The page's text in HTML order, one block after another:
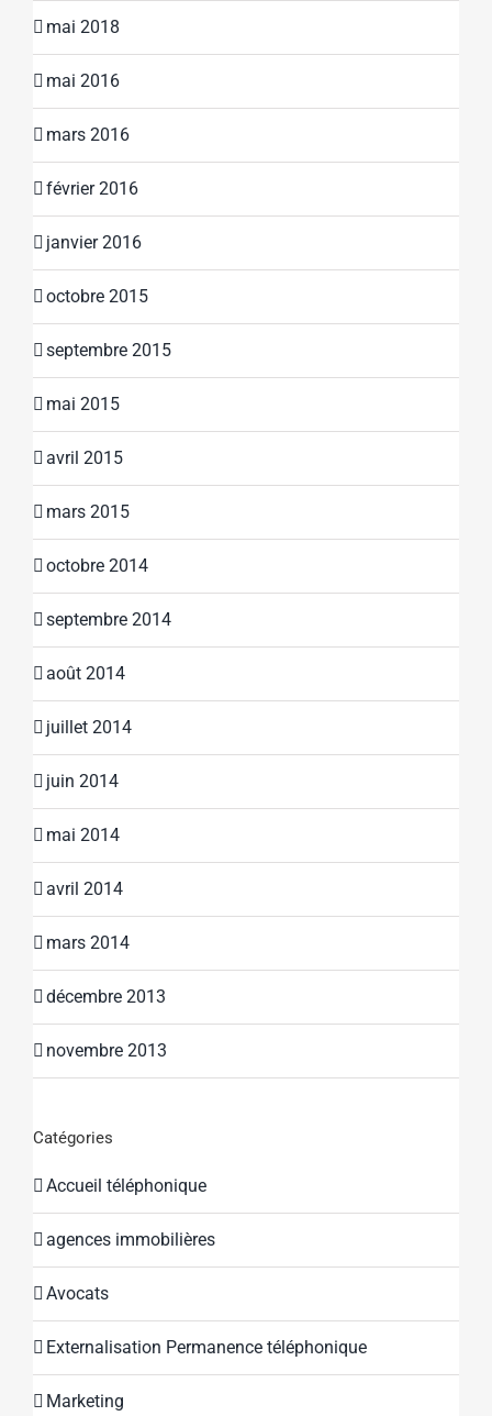
mai 2018
mai 2016
mars 2016
février 2016
janvier 2016
octobre 2015
septembre 2015
mai 2015
avril 2015
mars 2015
octobre 2014
septembre 2014
août 2014
juillet 2014
juin 2014
mai 2014
avril 2014
mars 2014
décembre 2013
novembre 2013
Catégories
Accueil téléphonique
agences immobilières
Avocats
Externalisation Permanence téléphonique
Marketing